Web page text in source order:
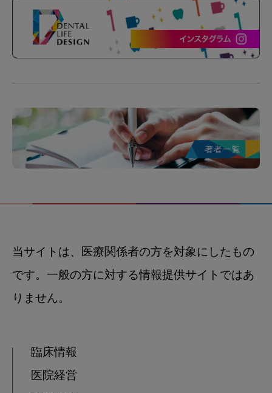
当サイトは、医療関係者の方を対象にしたもの
です。一般の方に対する情報提供サイトではあ
りません。
臨床情報
医院経営